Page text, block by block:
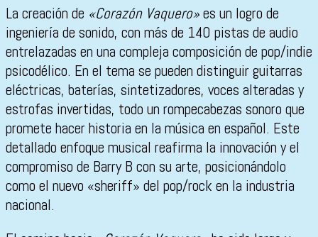
La creación de «Corazón Vaquero»es un logro de
ingeniería de sonido, con más de 140 pistas de audio
entrelazadas en una compleja composición de pop/indie
psicodélico. En el tema se pueden distinguir guitarras
eléctricas, baterías, sintetizadores, voces alteradas y
estrofas invertidas, todo un rompecabezas sonoro que
promete hacer historia en la música en español. Este
detallado enfoque musical reafirma la innovación y el
compromiso de Barry B con su arte, posicionándolo
como el nuevo «sheriff» del pop/rock en la industria
nacional.